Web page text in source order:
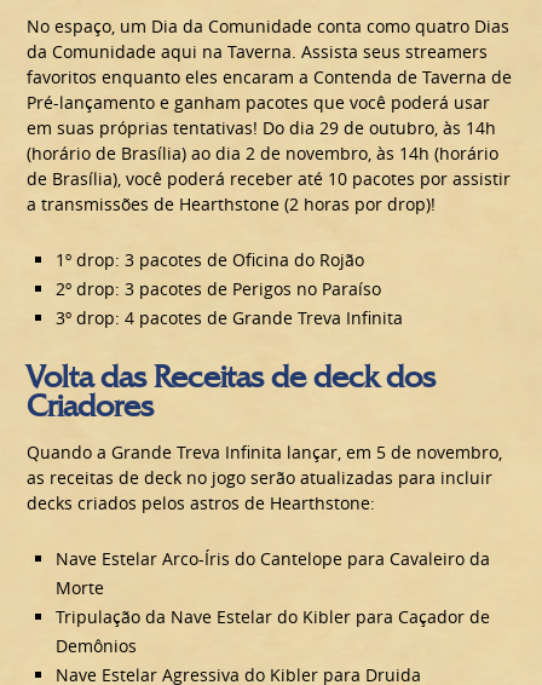
No espaço, um Dia da Comunidade conta como quatro Dias
da Comunidade aqui na Taverna. Assista seus streamers
favoritos enquanto eles encaram a Contenda de Taverna de
Pré-lançamento e ganham pacotes que você poderá usar
em suas próprias tentativas! Do dia 29 de outubro, às 14h
(horário de Brasília) ao dia 2 de novembro, às 14h (horário
de Brasília), você poderá receber até 10 pacotes por assistir
a transmissões de Hearthstone (2 horas por drop)!
1º drop: 3 pacotes de Oficina do Rojão
2º drop: 3 pacotes de Perigos no Paraíso
3º drop: 4 pacotes de Grande Treva Infinita
Volta das Receitas de deck dos
Criadores
Quando a Grande Treva Infinita lançar, em 5 de novembro,
as receitas de deck no jogo serão atualizadas para incluir
decks criados pelos astros de Hearthstone:
Nave Estelar Arco-Íris do Cantelope para Cavaleiro da
Morte
Tripulação da Nave Estelar do Kibler para Caçador de
Demônios
Nave Estelar Agressiva do Kibler para Druida